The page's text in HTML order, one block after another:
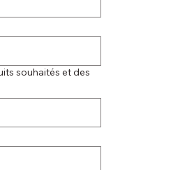
souhaités et des